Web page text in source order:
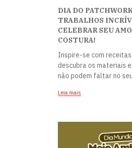
DIA DO
TRABALHOS
CELEBRAR SEU
COSTURA!
Inspire-se com
descubra os materiais
não podem faltar no
Leia mais